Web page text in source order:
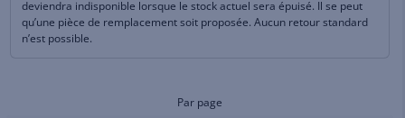
deviendra indisponible lorsque le stock actuel sera épuisé. Il se peut
qu’une pièce de remplacement soit proposée. Aucun retour standard
n’est possible.
Par page